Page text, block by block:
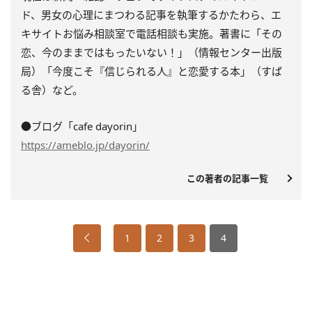
ド、男女の心理にまつわる記事を執筆するかたわら、エ
キサイトお悩み相談室で電話相談も実施。著書に「その
恋、今のままではもったいない！」（情報センター出版
局）「今度こそ『信じられる人』と恋愛する本」（すば
る舎）など。
●ブログ「cafe dayorin」
https://ameblo.jp/dayorin/
この著者の記事一覧
1 2 3 4